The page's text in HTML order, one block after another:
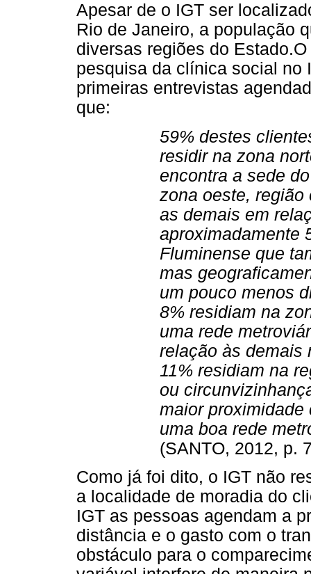
Apesar de o IGT ser
Rio de Janeiro, a população
diversas regiões do
pesquisa da clínica social no
primeiras entrevistas
que:
59% destes
residir na zona
encontra a sede
zona oeste, região
as demais em
aproximadamente
Fluminense que
mas
um pouco menos
8% residiam na
uma rede
relação às demais
11% residiam na
ou
maior proximidade
uma boa rede
(SANTO, 2012, p.
Como já foi dito, o IGT não
a localidade de moradia do
IGT as pessoas agendam a
distância e o gasto com o
obstáculo para o